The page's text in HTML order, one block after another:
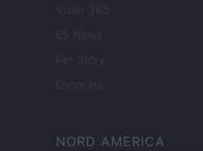
Viajar 365
ES Newz
Pet Story
Encocina
NORD AMERICA